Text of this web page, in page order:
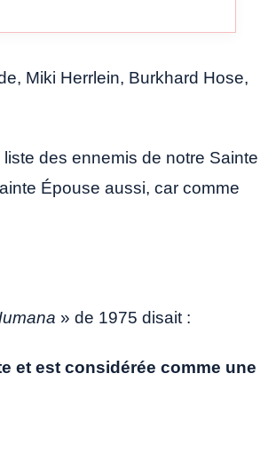
Miki Herrlein, Burkhard Hose,
des ennemis de notre Sainte
Épouse aussi, car comme
» de 1975 disait :
et est considérée comme une